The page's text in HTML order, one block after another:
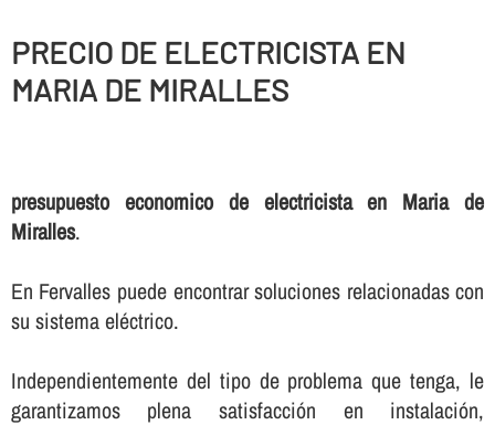
PRECIO DE ELECTRICISTA EN
MARIA DE MIRALLES
presupuesto economico de electricista en Maria de
Miralles.
En Fervalles puede encontrar soluciones relacionadas con
su sistema eléctrico.
Independientemente del tipo de problema que tenga, le
garantizamos plena satisfacción en instalación,